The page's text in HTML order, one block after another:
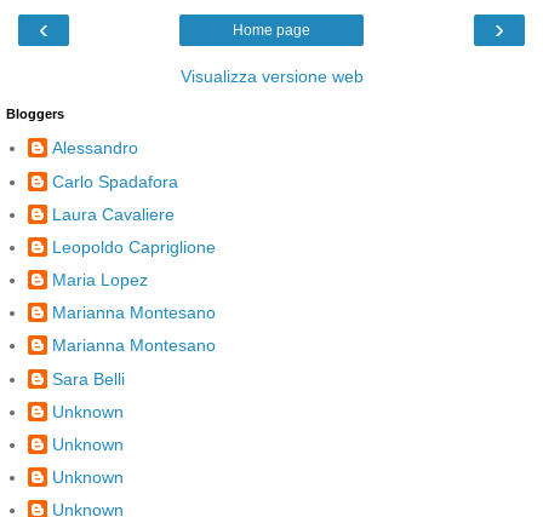
‹ ›
Home page
Visualizza versione web
Bloggers
Alessandro
Carlo Spadafora
Laura Cavaliere
Leopoldo Capriglione
Maria Lopez
Marianna Montesano
Marianna Montesano
Sara Belli
Unknown
Unknown
Unknown
Unknown